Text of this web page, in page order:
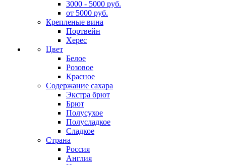
3000 - 5000 руб.
от 5000 руб.
Крепленые вина
Портвейн
Херес
Цвет
Белое
Розовое
Красное
Содержание сахара
Экстра брют
Брют
Полусухое
Полусладкое
Сладкое
Страна
Россия
Англия